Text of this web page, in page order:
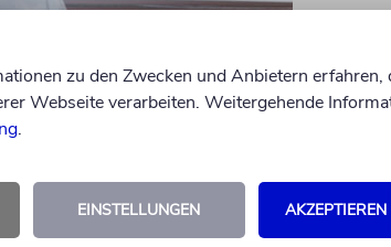
zu den Zwecken und Anbietern erfahren,
Webseite verarbeiten. Weitergehende
.
EINSTELLUNGEN AKZEPTIEREN